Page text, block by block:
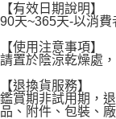
【有效日期說明】
90天~365天-以消
【使用注意事項】
請置於陰涼乾燥處
【退換貨服務】
鑑賞期非試用期，
品、附件、包裝、